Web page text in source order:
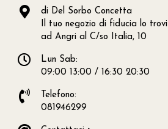
di Del Sorbo Concetta
Il tuo negozio di fiducia lo trovi
ad Angri al C/so Italia, 10
Lun Sab:
09:00 13:00 / 16:30 20:30
Telefono:
081946299